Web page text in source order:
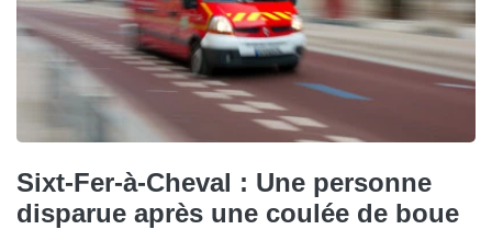
Sixt-Fer-à-Cheval : Une personne
disparue après une coulée de boue